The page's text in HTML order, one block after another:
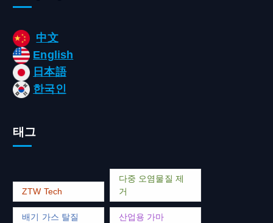
中文
English
日本語
한국인
태그
ZTW Tech
다중 오염물질 제
거
배기 가스 탈질 산업용 가마